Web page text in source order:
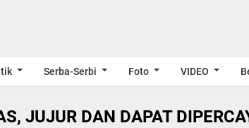
Serba-Serbi Foto VIDEO
JUJUR DAN DAPAT